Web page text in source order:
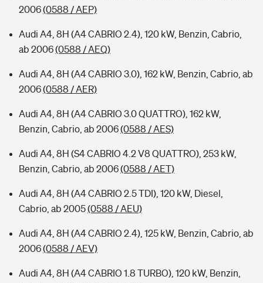
2006(0588 / AEP)
Audi A4, 8H (A4 CABRIO 2.4), 120 kW, Benzin, Cabrio,
ab 2006(0588 / AEQ)
Audi A4, 8H (A4 CABRIO 3.0), 162 kW, Benzin, Cabrio, ab
2006(0588 / AER)
Audi A4, 8H (A4 CABRIO 3.0 QUATTRO), 162 kW,
Benzin, Cabrio, ab 2006(0588 / AES)
Audi A4, 8H (S4 CABRIO 4.2 V8 QUATTRO), 253 kW,
Benzin, Cabrio, ab 2006(0588 / AET)
Audi A4, 8H (A4 CABRIO 2.5 TDI), 120 kW, Diesel,
Cabrio, ab 2005(0588 / AEU)
Audi A4, 8H (A4 CABRIO 2.4), 125 kW, Benzin, Cabrio, ab
2006(0588 / AEV)
Audi A4, 8H (A4 CABRIO 1.8 TURBO), 120 kW, Benzin,